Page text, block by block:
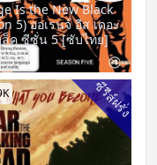
Is the New Black
5) ออเรนจ์ อีส เดอะ
ค ซีซั่น 5 [ซับไทย]
นจบ)
ซีรีส์ฝรั่ง